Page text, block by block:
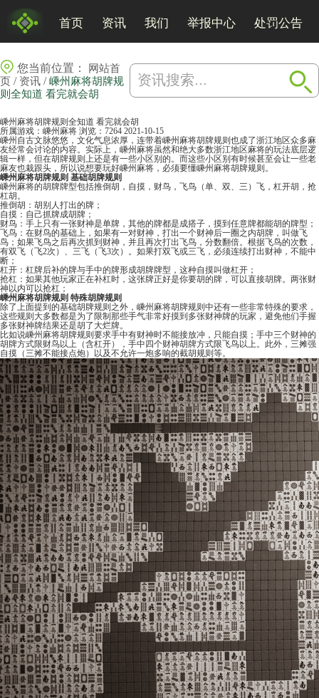
首页 资讯 我们 举报中心 处罚公告
您当前位置：
网站首
页 / 资讯 /嵊州麻将胡牌规
则全知道 看完就会胡
嵊州麻将胡牌规则全知道 看完就会胡
所属游戏： 嵊州麻将 浏览：7264 2021-10-15
嵊州自古文脉悠悠，文化气息浓厚，连带着嵊州麻将胡牌规则也成了浙江地区众多麻
友经常会讨论的内容。实际上，嵊州 麻将虽然和绝大多数浙江地区麻将的玩法底层逻
辑一样，但在胡牌规则上还是有一些小区别的。而这些小区别有时候甚至会让一些老
麻友也栽跟头，所以说想要玩好嵊州麻将 ，必须要懂嵊州麻将胡牌规则。
嵊州麻将胡牌规则 基础胡牌规则
嵊州麻将的胡牌牌型包括推倒胡，自摸，财鸟，飞鸟（单、双、三）飞，杠开胡，抢
杠胡。
推倒胡：胡别人打出的牌；
自摸：自己抓牌成胡牌；
财鸟：手上只有一张财神是单牌，其他的牌都是成搭子，摸到任意牌都能胡的牌型；
飞鸟：在财鸟的基础上，如果有一对财神，打出一个财神后一圈之内胡牌，叫做飞
鸟；如果飞鸟之后再次抓到财神，并且再次打出飞鸟，分数翻倍。根据飞鸟的次数，
有双飞（飞2次）、三飞（飞3次）。如果打双飞或三飞，必须连续打出财神，不能中
断；
杠开：杠牌后补的牌与手中的牌形成胡牌牌型，这种自摸叫做杠开；
抢杠：如果其他玩家正在补杠时，这张牌正好是你要胡的牌，可以直接胡牌。两张财
神以内可以抢杠；
嵊州麻将胡牌规则 特殊胡牌规则
除了上面提到的基础胡牌规则之外，嵊州麻将胡牌规则中还有一些非常特殊的要求，
这些规则大多数都是为了限制那些手气非常好摸到多张财神牌的玩家，避免他们手握
多张财神牌结果还是胡了大烂牌。
比如说嵊州麻将胡牌规则要求手中有财神时不能接放冲，只能自摸；手中三个财神的
胡牌方式限财鸟以上（含杠开），手中四个财神胡牌方式限飞鸟以上。此外，三摊强
自摸（三摊不能接点炮）以及不允许一炮多响的截胡规则等。